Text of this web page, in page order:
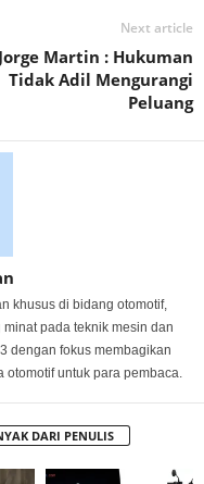
Next article
Jorge Martin : Hukuman
Tidak Adil Mengurangi
Peluang
khusus di bidang otomotif,
pada teknik mesin dan
dengan fokus membagikan
untuk para pembaca.
DARI PENULIS